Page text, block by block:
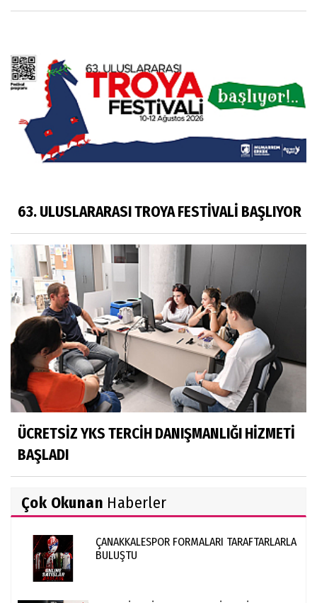
63. ULUSLARARASI TROYA FESTİVALİ BAŞLIYOR
ÜCRETSİZ YKS TERCİH DANIŞMANLIĞI HİZMETİ
BAŞLADI
Çok Okunan Haberler
ÇANAKKALESPOR FORMALARI TARAFTARLARLA
BULUŞTU